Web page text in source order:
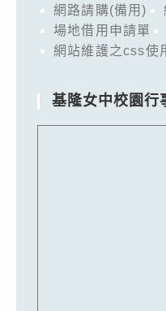
網路請購(備用)
場地借用申請單
網站維護之css使
基隆女中校園行